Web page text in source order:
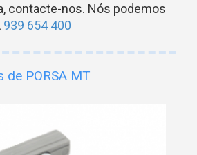
contacte-nos. Nós podemos
939 654 400
de PORSA MT